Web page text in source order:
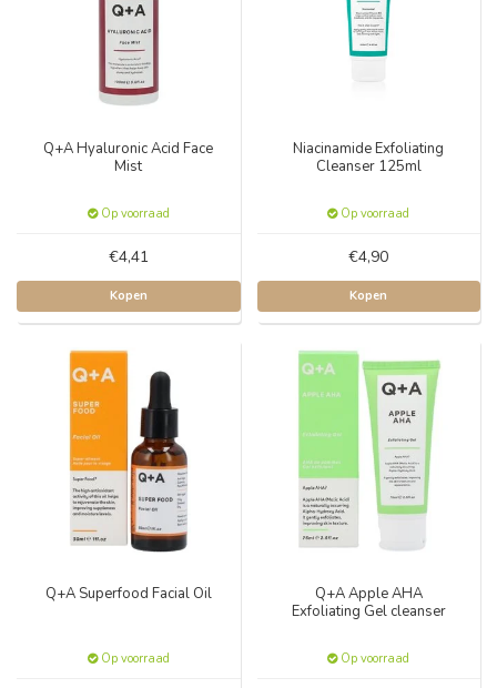
Q+A Hyaluronic Acid Face
Mist
Op voorraad
€4,41
Kopen
Niacinamide Exfoliating
Cleanser 125ml
Op voorraad
€4,90
Kopen
Q+A Superfood Facial Oil
Op voorraad
Q+A Apple AHA
Exfoliating Gel cleanser
Op voorraad